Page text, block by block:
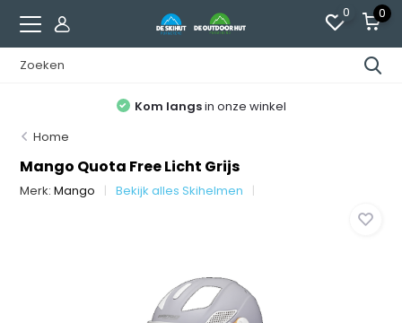
0 0
Kom langsin onze winkel
Home
Mango Quota Free Licht Grijs
Merk:Mango Bekijk alles Skihelmen